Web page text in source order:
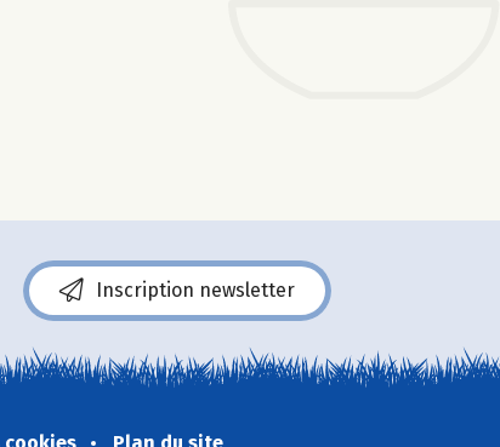
Inscription newsletter